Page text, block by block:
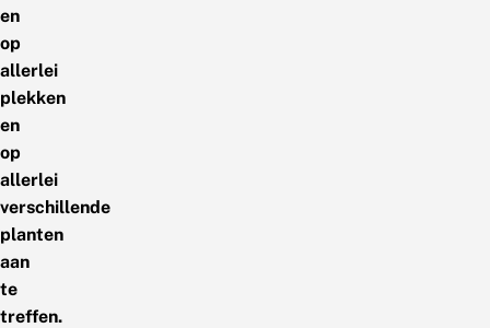
en
op
allerlei
plekken
en
op
allerlei
verschillende
planten
aan
te
treffen.